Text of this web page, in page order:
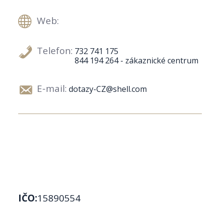
Web:
Telefon: 732 741 175
844 194 264 - zákaznické centrum
E-mail: dotazy-CZ@shell.com
IČO:15890554